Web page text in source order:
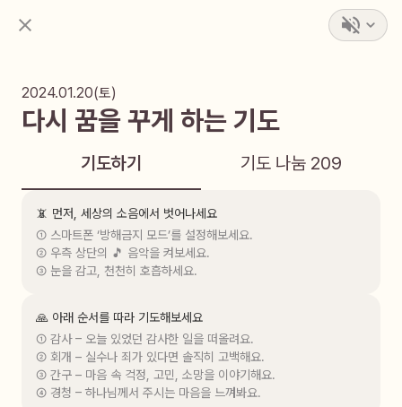
2024.01.20(토)
다시 꿈을 꾸게 하는 기도
기도하기 기도 나눔 209
📵 먼저, 세상의 소음에서 벗어나세요
① 스마트폰 ‘방해금지 모드’를 설정해보세요.
② 우측 상단의 🎵 음악을 켜보세요.
③ 눈을 감고, 천천히 호흡하세요.
🙏 아래 순서를 따라 기도해보세요
① 감사 – 오늘 있었던 감사한 일을 떠올려요.
② 회개 – 실수나 죄가 있다면 솔직히 고백해요.
③ 간구 – 마음 속 걱정, 고민, 소망을 이야기해요.
④ 경청 – 하나님께서 주시는 마음을 느껴봐요.